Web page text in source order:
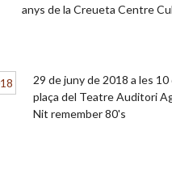
anys de la Creueta Centre
29 de juny de 2018 a les 10
plaça del Teatre Auditori
Nit remember 80's